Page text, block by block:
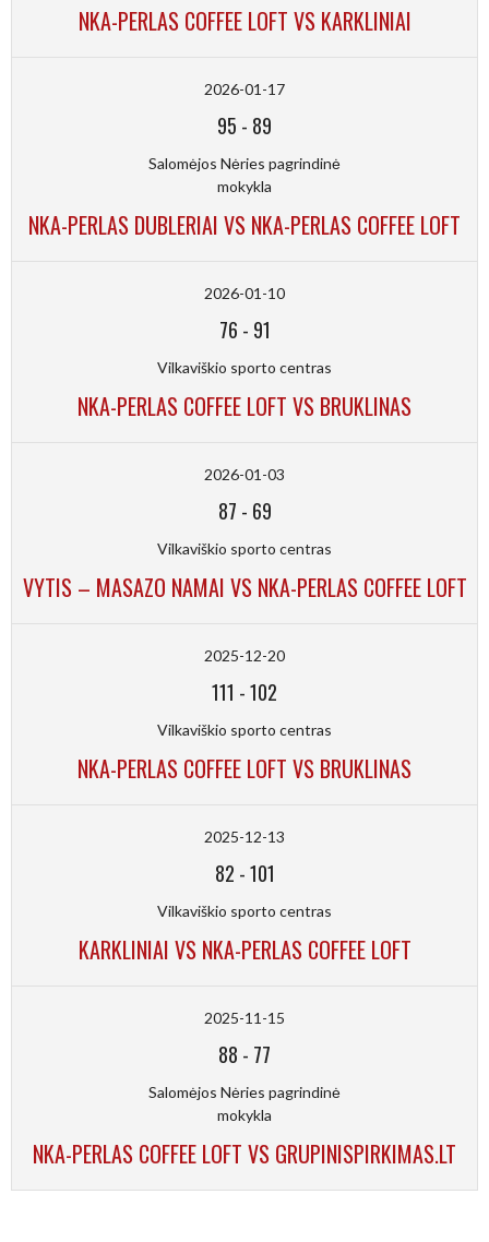
NKA-PERLAS COFFEE LOFT VS KARKLINIAI
2026-01-17
95 - 89
Salomėjos Nėries pagrindinė
mokykla
NKA-PERLAS DUBLERIAI VS NKA-PERLAS COFFEE LOFT
2026-01-10
76 - 91
Vilkaviškio sporto centras
NKA-PERLAS COFFEE LOFT VS BRUKLINAS
2026-01-03
87 - 69
Vilkaviškio sporto centras
VYTIS – MASAZO NAMAI VS NKA-PERLAS COFFEE LOFT
2025-12-20
111 -102
Vilkaviškio sporto centras
NKA-PERLAS COFFEE LOFT VS BRUKLINAS
2025-12-13
82 -101
Vilkaviškio sporto centras
KARKLINIAI VS NKA-PERLAS COFFEE LOFT
2025-11-15
88 - 77
Salomėjos Nėries pagrindinė
mokykla
NKA-PERLAS COFFEE LOFT VS GRUPINISPIRKIMAS.LT